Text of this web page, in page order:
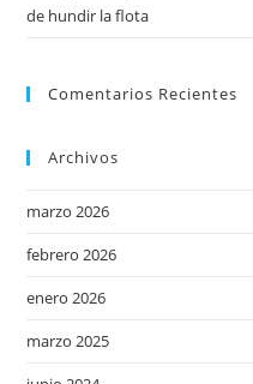
de hundir la flota
Comentarios Recientes
Archivos
marzo 2026
febrero 2026
enero 2026
marzo 2025